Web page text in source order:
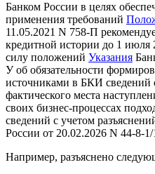
Банком России в целях
применения требований
11.05.2021 N 758-П
кредитной истории до 1 июля
силу положений Указания
У об обязательности
источниками в БКИ сведений
фактического места
своих бизнес-процессах
сведений с учетом
России от 20.02.2026 N 44-8-1/
Например, разъяснено